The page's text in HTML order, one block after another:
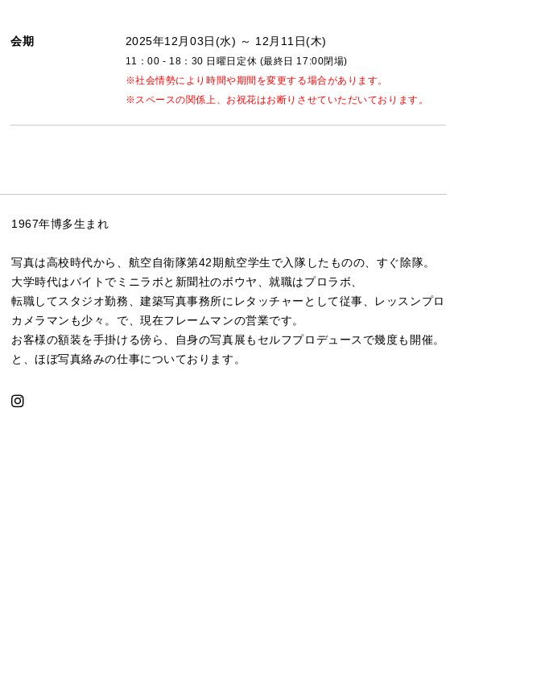
会期 2025年12月03日(水) ～ 12月11日(木)
11：00 - 18：30 日曜日定休 (最終日 17:00閉場)
※社会情勢により時間や期間を変更する場合があります。
※スペースの関係上、お祝花はお断りさせていただいております。
1967年博多生まれ
写真は高校時代から、航空自衛隊第42期航空学生で入隊したものの、すぐ除隊。
大学時代はバイトでミニラボと新聞社のボウヤ、就職はプロラボ、
転職してスタジオ勤務、建築写真事務所にレタッチャーとして従事、レッスンプロ
カメラマンも少々。で、現在フレームマンの営業です。
お客様の額装を手掛ける傍ら、自身の写真展もセルフプロデュースで幾度も開催。
と、ほぼ写真絡みの仕事についております。